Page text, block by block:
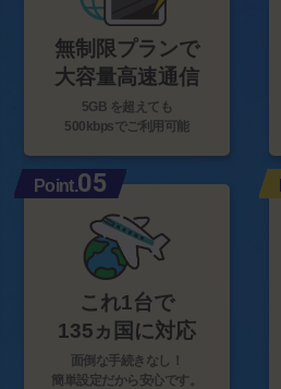
無制限プランで
大容量高速通信
5GB を超えても
500kbpsでご利用可能
これ1台で
135ヵ国に対応
面倒な手続きなし！
簡単設定だから安心です。
Point.05